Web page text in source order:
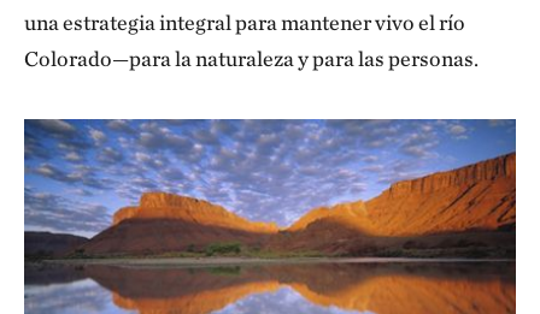
una estrategia integral para mantener vivo el río
Colorado—para la naturaleza y para las personas.